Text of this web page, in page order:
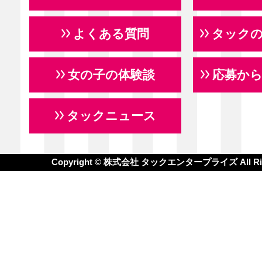
よくある質問 タック
女の子の体験談 応募か
タックニュース
Copyright © 株式会社 タックエンタープライズ All